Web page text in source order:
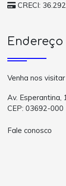
CRECI:
Endereço
Venha nos visitar
Av. Esperantina,
CEP: 03692-000
Fale conosco